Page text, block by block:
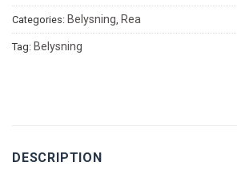
Categories: Belysning Rea
Tag: Belysning
DESCRIPTION